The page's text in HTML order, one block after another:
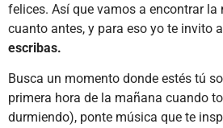
felices. Así que vamos a encontrar la
cuanto antes, y para eso yo te invito
escribas.
Busca un momento donde estés tú
primera hora de la mañana cuando
durmiendo), ponte música que te